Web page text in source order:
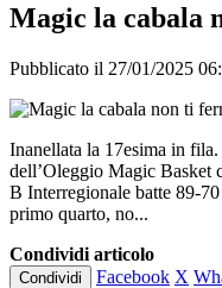
Magic la cabala
Pubblicato il 27/01/2025
Inanellata la 17esima in
dell’Oleggio Magic Basket
B Interregionale batte 89-
primo quarto, no...
Condividi articolo
Condividi Facebook X